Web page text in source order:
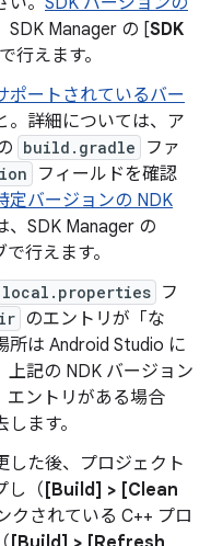
SDK Manager の [SDK
行えます。
ポートされているバー
。詳細については、ア
build.gradle
ファ
フィールドを確認
定バージョンの NDK
、SDK Manager の
行えます。
local.properties フ
のエントリが「な
所は Android Studio に
上記の NDK バージョン
エントリがある場合
ます。
した後、プロジェクト
し（ [Build] > [Clean
クされている C++ プロ